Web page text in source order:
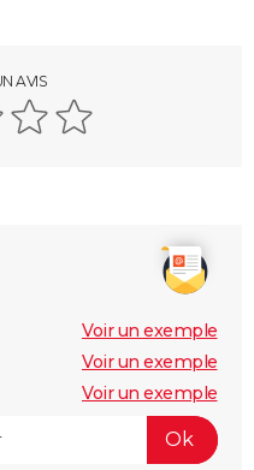
AVIS
Voir un exemple
Voir un exemple
Voir un exemple